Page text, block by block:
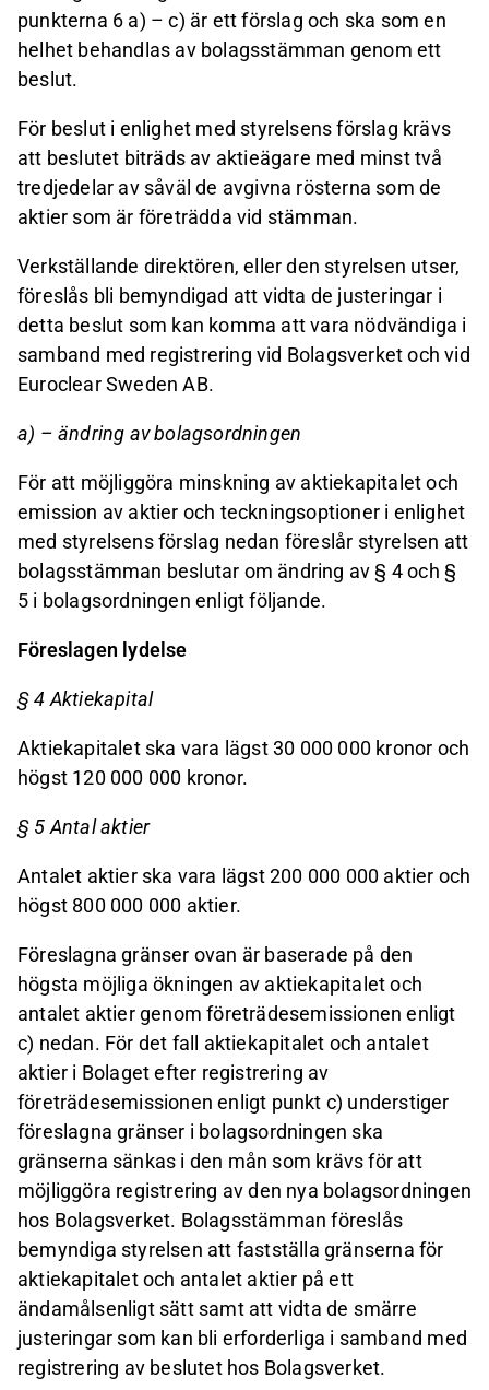
punkterna 6 a) – c) är ett förslag och ska som en
helhet behandlas av bolagsstämman genom ett
beslut.
För beslut i enlighet med styrelsens förslag krävs
att beslutet biträds av aktieägare med minst två
tredjedelar av såväl de avgivna rösterna som de
aktier som är företrädda vid stämman.
Verkställande direktören, eller den styrelsen utser,
föreslås bli bemyndigad att vidta de justeringar i
detta beslut som kan komma att vara nödvändiga i
samband med registrering vid Bolagsverket och vid
Euroclear Sweden AB.
a) – ändring av bolagsordningen
För att möjliggöra minskning av aktiekapitalet och
emission av aktier och teckningsoptioner i enlighet
med styrelsens förslag nedan föreslår styrelsen att
bolagsstämman beslutar om ändring av § 4 och §
5 i bolagsordningen enligt följande.
Föreslagen lydelse
§ 4 Aktiekapital
Aktiekapitalet ska vara lägst 30 000 000 kronor och
högst 120 000 000 kronor.
§ 5 Antal aktier
Antalet aktier ska vara lägst 200 000 000 aktier och
högst 800 000 000 aktier.
Föreslagna gränser ovan är baserade på den
högsta möjliga ökningen av aktiekapitalet och
antalet aktier genom företrädesemissionen enligt
c) nedan. För det fall aktiekapitalet och antalet
aktier i Bolaget efter registrering av
företrädesemissionen enligt punkt c) understiger
föreslagna gränser i bolagsordningen ska
gränserna sänkas i den mån som krävs för att
möjliggöra registrering av den nya bolagsordningen
hos Bolagsverket. Bolagsstämman föreslås
bemyndiga styrelsen att fastställa gränserna för
aktiekapitalet och antalet aktier på ett
ändamålsenligt sätt samt att vidta de smärre
justeringar som kan bli erforderliga i samband med
registrering av beslutet hos Bolagsverket.